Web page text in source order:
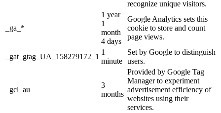
recognize unique visitors.
_ga_*
1 year
1
month
4 days
Google Analytics sets this
cookie to store and count
page views.
_gat_gtag_UA_158279172_1
1
minute
Set by Google to distinguish
users.
_gcl_au
3
months
Provided by Google Tag
Manager to experiment
advertisement efficiency of
websites using their
services.